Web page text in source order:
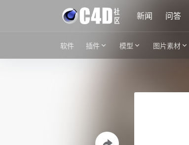
新闻 问答
软件 插件 模型 图片素材